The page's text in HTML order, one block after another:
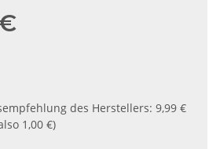
des Herstellers: 9,99 €
1,00 €)